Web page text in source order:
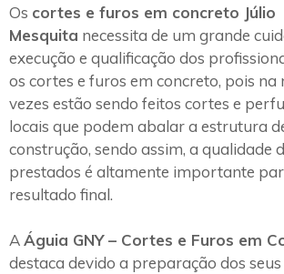
Os cortes e furos em concreto Júlio
Mesquita necessita de um grande
execução e qualificação dos
os cortes e furos em concreto, pois na
vezes estão sendo feitos cortes e
locais que podem abalar a estrutura
construção, sendo assim, a qualidade
prestados é altamente importante
resultado final.
AÁguia GNY – Cortes e Furos em
destaca devido a preparação dos